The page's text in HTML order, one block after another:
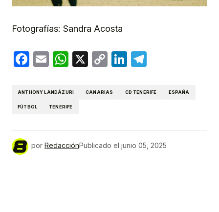
Fotografías: Sandra Acosta
Facebook
EmailWhatsApp
X
CopyLinkedIn
ANTHONY LANDÁZURI CANARIAS CD TENERIFE ESPAÑA
FÚTBOL TENERIFE
por RedacciónPublicado el junio 05, 2025